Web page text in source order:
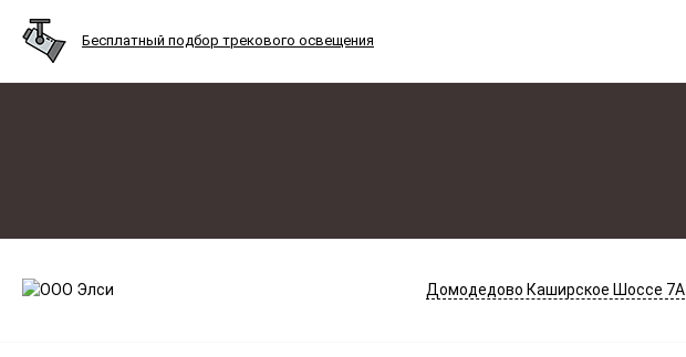
Бесплатный подбор трекового освещения
Домодедово Каширское Шоссе 7А